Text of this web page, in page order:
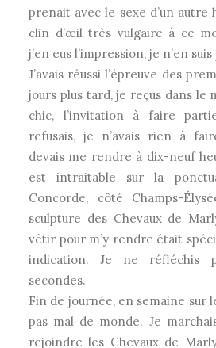
prenait avec le sexe d’un
clin d’œil très vulgaire à ce
j’en eus l’impression, je n’en
J’avais réussi l’épreuve des
jours plus tard, je reçus dans le
chic, l’invitation à faire
refusais, je n’avais rien à
devais me rendre à dix-neuf
est intraitable sur la
Concorde, côté Champs-
sculpture des Chevaux de
vêtir pour m’y rendre était
indication. Je ne réfléchis
secondes.
Fin de journée, en semaine sur
pas mal de monde. Je
rejoindre les Chevaux de